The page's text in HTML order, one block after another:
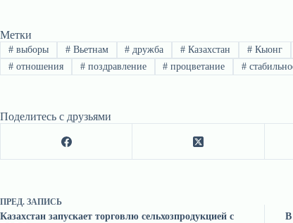
Метки
#выборы #Вьетнам # дружба # Казахстан # Кыонг
#отношения #поздравление # процветание #
Поделитесь с друзьями
ПРЕД. ЗАПИСЬ
Казахстан запускает торговлю сельхозпродукцией с
В